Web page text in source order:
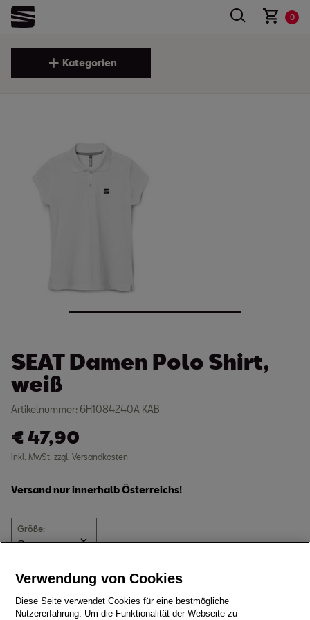
0
Kategorien
SEAT Damen Polo Shirt,
weiß
Artikelnummer: 6H1084240A KAB
€ 47,90
inkl. MwSt. zzgl. Versandkosten
Versand nur innerhalb Österreichs!
Größe:
Derzeit nicht verfügbar
Damen Pikee-Poloshirt mit schwarzem Logo
Verwendung von Cookies
Diese Seite verwendet Cookies für eine bestmögliche
Nutzererfahrung. Um die Funktionalität der Webseite zu